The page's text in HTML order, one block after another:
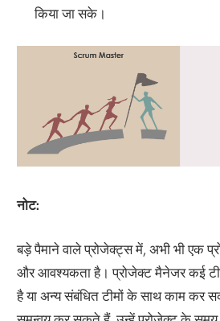
किया जा सके।
नोट:
बड़े पैमाने वाले प्रोजेक्ट्स में, अभी भी एक
और आवश्यकता है। प्रोजेक्ट मैनेजर कई
है या अन्य संबंधित टीमों के साथ काम कर